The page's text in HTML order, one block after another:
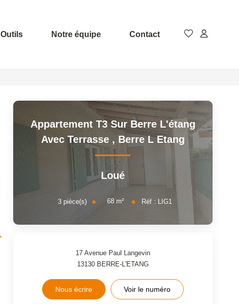
Outils Notre équipe Contact
Appartement T3 Sur Berre L'étang
Avec Terrasse , Berre L Etang
Loué
3 pièce(s) 68 m² Réf : LIG1
17 Avenue Paul Langevin
13130 BERRE-L'ETANG
Nous écrire Voir le numéro